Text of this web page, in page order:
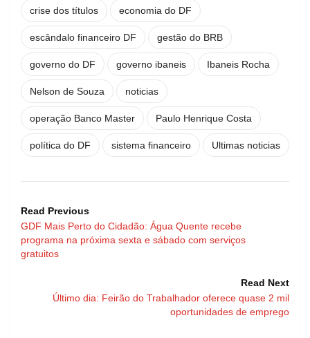
crise dos títulos economia do DF
escândalo financeiro DF gestão do BRB
governo do DF governo ibaneis Ibaneis Rocha
Nelson de Souza noticias
operação Banco Master Paulo Henrique Costa
política do DF sistema financeiro Ultimas noticias
Read Previous
GDF Mais Perto do Cidadão: Água Quente recebe
programa na próxima sexta e sábado com serviços
gratuitos
Read Next
Último dia: Feirão do Trabalhador oferece quase 2 mil
oportunidades de emprego